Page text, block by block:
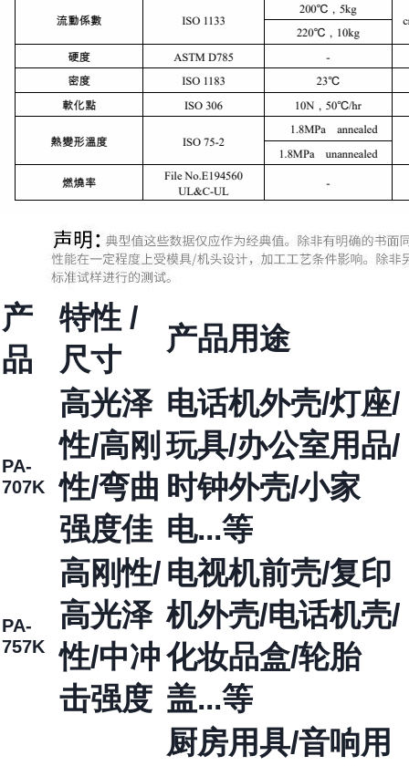
产
品
特性 /
尺寸
产品用途
PA-
707K
高光泽
性/高刚
性/弯曲
强度佳
电话机外壳/灯座/
玩具/办公室用品/
时钟外壳/小家
电...等
PA-
757K
高刚性/
高光泽
性/中冲
击强度
电视机前壳/复印
机外壳/电话机壳/
化妆品盒/轮胎
盖...等
厨房用具/音响用